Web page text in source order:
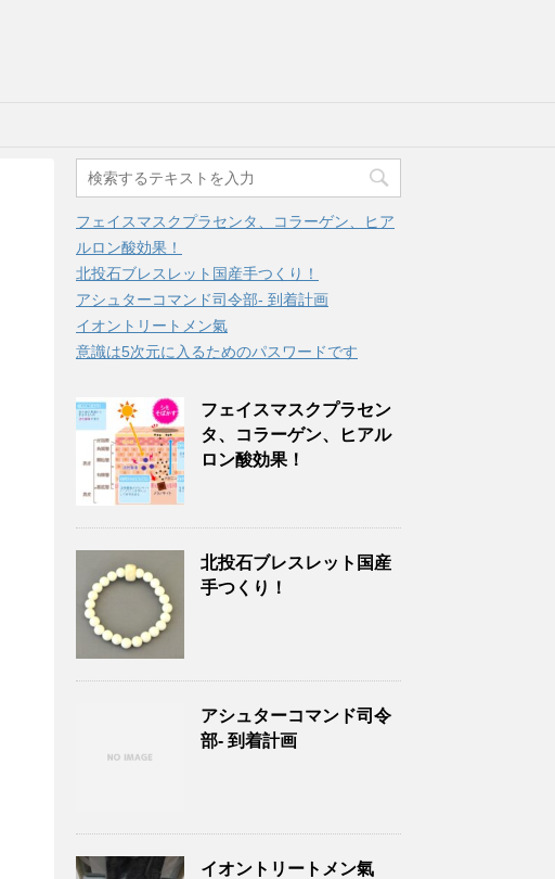
フェイスマスクプラセンタ、コラーゲン、ヒア
ルロン酸効果！
北投石ブレスレット国産手つくり！
アシュターコマンド司令部- 到着計画
イオントリートメン氣
意識は5次元に入るためのパスワードです
フェイスマスクプラセン
タ、コラーゲン、ヒアル
ロン酸効果！
北投石ブレスレット国産
手つくり！
アシュターコマンド司令
部- 到着計画
イオントリートメン氣